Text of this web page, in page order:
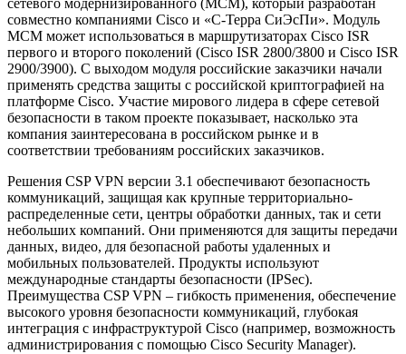
сетевого модернизированного (МСМ), который разработан
совместно компаниями Cisco и «С-Терра СиЭсПи». Модуль
МСМ может использоваться в маршрутизаторах Cisco ISR
первого и второго поколений (Cisco ISR 2800/3800 и Cisco ISR
2900/3900). С выходом модуля российские заказчики начали
применять средства защиты с российской криптографией на
платформе Cisco. Участие мирового лидера в сфере сетевой
безопасности в таком проекте показывает, насколько эта
компания заинтересована в российском рынке и в
соответствии требованиям российских заказчиков.
Решения CSP VPN версии 3.1 обеспечивают безопасность
коммуникаций, защищая как крупные территориально-
распределенные сети, центры обработки данных, так и сети
небольших компаний. Они применяются для защиты передачи
данных, видео, для безопасной работы удаленных и
мобильных пользователей. Продукты используют
международные стандарты безопасности (IPSec).
Преимущества CSP VPN – гибкость применения, обеспечение
высокого уровня безопасности коммуникаций, глубокая
интеграция с инфраструктурой Cisco (например, возможность
администрирования с помощью Cisco Security Manager).